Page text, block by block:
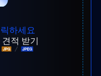
하세요
적 받기